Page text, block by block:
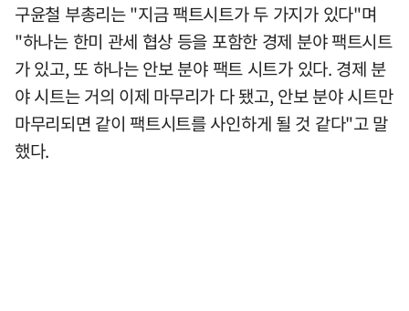
구윤철 부총리는 "지금 팩트시트가 두 가지가 있다"며
"하나는 한미 관세 협상 등을 포함한 경제 분야 팩트시트
가 있고, 또 하나는 안보 분야 팩트 시트가 있다. 경제 분
야 시트는 거의 이제 마무리가 다 됐고, 안보 분야 시트만
마무리되면 같이 팩트시트를 사인하게 될 것 같다"고 말
했다.